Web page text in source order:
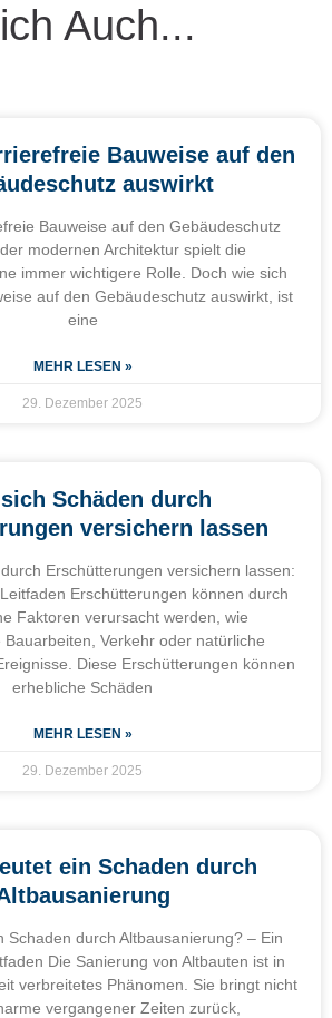
Auch...
Bauweise auf den
auswirkt
Bauweise auf den Gebäudeschutz
modernen Architektur spielt die
immer wichtigere Rolle. Doch wie sich
auf den Gebäudeschutz auswirkt, ist
eine
MEHR LESEN »
29. Dezember 2025
Schäden durch
versichern lassen
Erschütterungen versichern lassen:
Erschütterungen können durch
Faktoren verursacht werden, wie
Bauarbeiten, Verkehr oder natürliche
Diese Erschütterungen können
erhebliche Schäden
MEHR LESEN »
29. Dezember 2025
ein Schaden durch
Schaden durch Altbausanierung? – Ein
Die Sanierung von Altbauten ist in
verbreitetes Phänomen. Sie bringt nicht
vergangener Zeiten zurück,